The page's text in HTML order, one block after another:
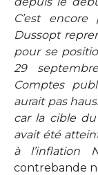
C’est
Dussopt
pour se
29
Comptes
aurait pas
car la cible
avait été
à l’inflation
contrebande